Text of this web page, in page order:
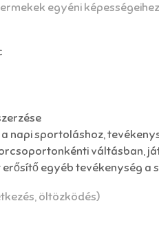
egyéni
napi sportoláshoz,
váltásban,
egyéb tevékenység a
öltözködés)